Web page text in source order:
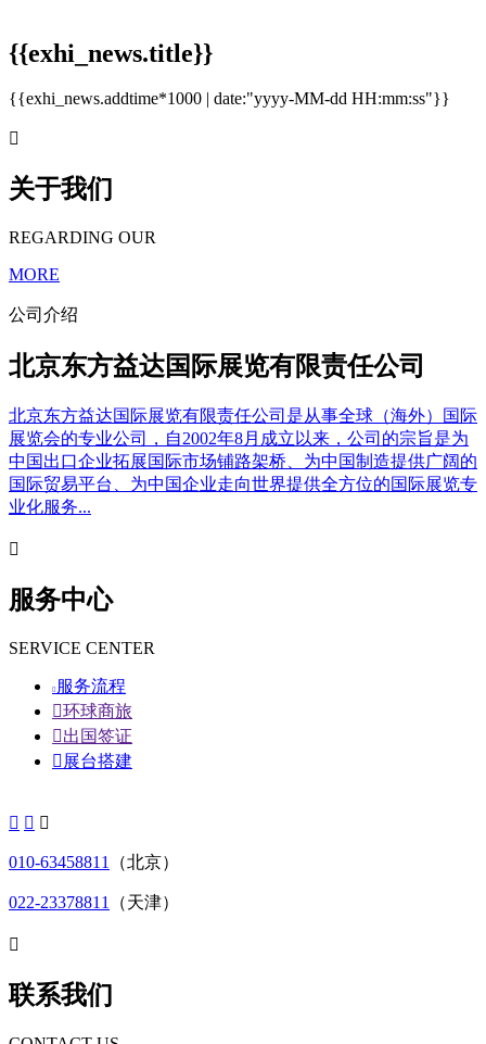
{{exhi_news.title}}
{{exhi_news.addtime*1000 | date:"yyyy-MM-dd HH:mm:ss"}}

关于我们
REGARDING OUR
MORE
公司介绍
北京东方益达国际展览有限责任公司
北京东方益达国际展览有限责任公司是从事全球（海外）国际
展览会的专业公司，自2002年8月成立以来，公司的宗旨是为
中国出口企业拓展国际市场铺路架桥、为中国制造提供广阔的
国际贸易平台、为中国企业走向世界提供全方位的国际展览专
业化服务...

服务中心
SERVICE CENTER
 服务流程
环球商旅
出国签证
 展台搭建
  
010-63458811 （北京）
022-23378811 （天津）

联系我们